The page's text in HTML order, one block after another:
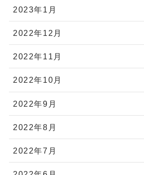
2023年1月
2022年12月
2022年11月
2022年10月
2022年9月
2022年8月
2022年7月